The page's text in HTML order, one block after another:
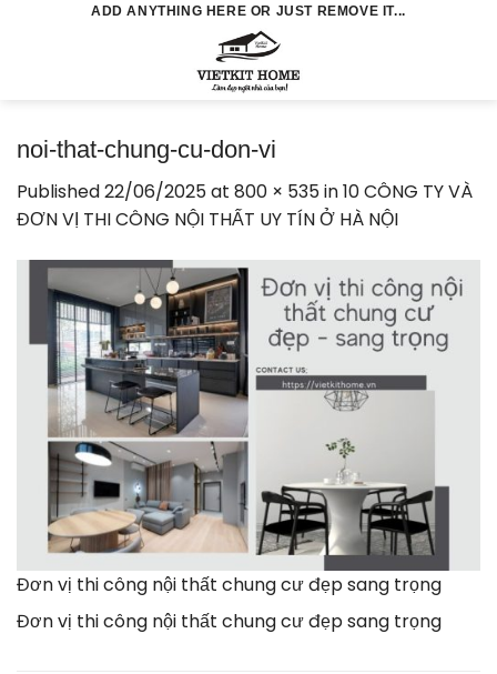
ADD ANYTHING HERE OR JUST REMOVE IT...
noi-that-chung-cu-don-vi
Published22/06/2025at 800 × 535in10 CÔNG TY VÀ
ĐƠN VỊ THI CÔNG NỘI THẤT UY TÍN Ở HÀ NỘI
Đơn vị thi công nội thất chung cư đẹp sang trọng
Đơn vị thi công nội thất chung cư đẹp sang trọng